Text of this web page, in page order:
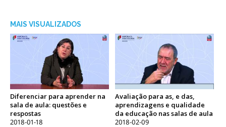
MAIS VISUALIZADOS
Diferenciar para aprender na
sala de aula: questões e
respostas
2018-01-18
Avaliação para as, e das,
aprendizagens e qualidade
da educação nas salas de aula
2018-02-09